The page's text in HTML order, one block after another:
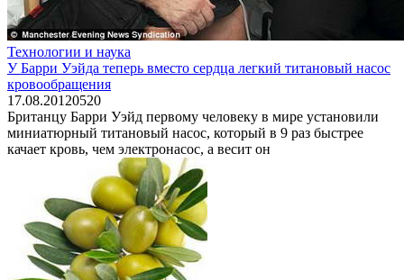
Технологии и наука
У Барри Уэйда теперь вместо сердца легкий титановый насос
кровообращения
17.08.20120520
Британцу Барри Уэйд первому человеку в мире установили
миниатюрный титановый насос, который в 9 раз быстрее
качает кровь, чем электронасос, а весит он